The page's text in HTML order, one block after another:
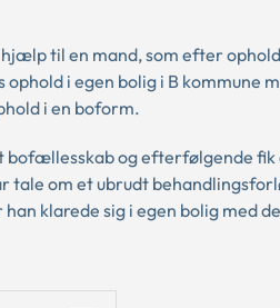
til en mand, som efter
i egen bolig i B kommune
i en boform.
og efterfølgende fik
om et ubrudt
klarede sig i egen bolig med